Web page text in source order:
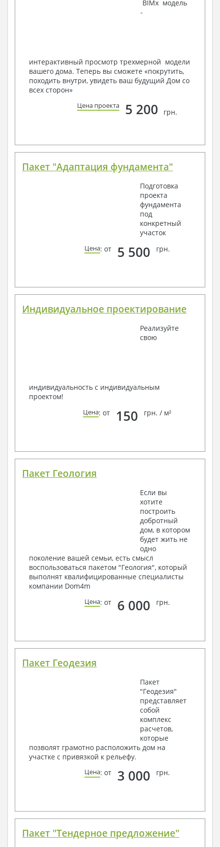
Наша команда Архитекторов, Конструкторов и
Вашему пожеланию и адаптировать его с учетом
конкретных геолого-топографических и климатических
условий, за дополнительную плату.
Получить профессиональную консультацию у
наших специалистов, Вы можете любым
способом связи: закажите обратный звонок,
BIMx модель
-
интерактивный просмотр трехмерной модели
вашего дома. Теперь вы сможете «покрутить,
походить внутри, увидеть ваш будущий Дом со
всех сторон»
Цена проекта 5 200 грн.
Пакет "Адаптация фундамента"
Подготовка
проекта
фундамента
под
конкретный
участок
Цена: от 5 500 грн.
Индивидуальное проектирование
Реализуйте
свою
индивидуальность с индивидуальным
проектом!
Цена: от 150 грн. / м²
Пакет Геология
Если вы
хотите
построить
добротный
дом, в котором
будет жить не
одно
поколение вашей семьи, есть смысл
воспользоваться пакетом "Геология", который
выполнят квалифицированные специалисты
компании Dom4m
Цена: от 6 000 грн.
Пакет Геодезия
Пакет
"Геодезия"
представляет
собой
комплекс
расчетов,
которые
позволят грамотно расположить дом на
участке с привязкой к рельефу.
Цена: от 3 000 грн.
Пакет "Тендерное предложение"